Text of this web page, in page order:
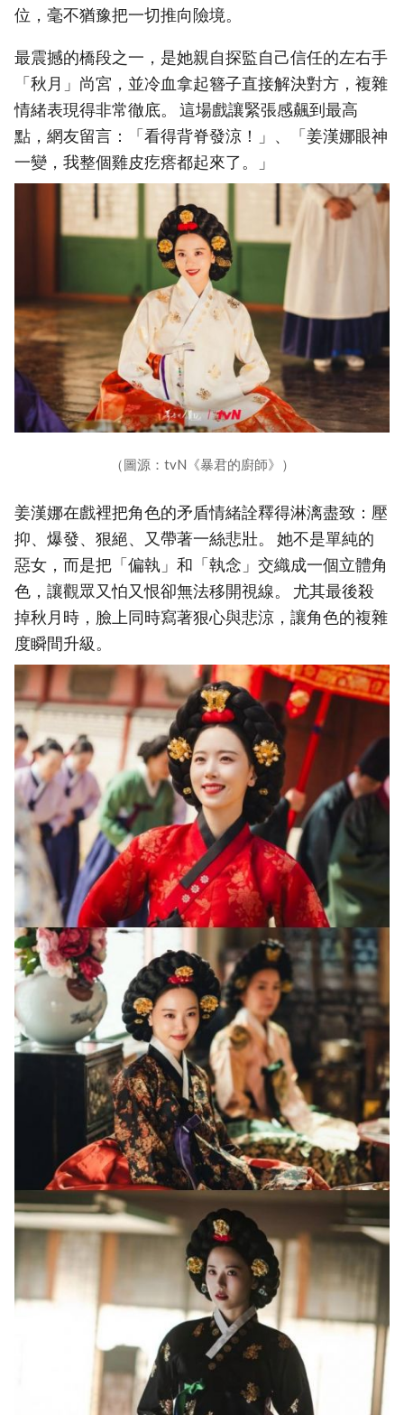
位，毫不猶豫把一切推向險境。
最震撼的橋段之一，是她親自探監自己信任的左右手
「秋月」尚宮，並冷血拿起簪子直接解決對方，複雜
情緒表現得非常徹底。 這場戲讓緊張感飆到最高
點，網友留言：「看得背脊發涼！」、「姜漢娜眼神
一變，我整個雞皮疙瘩都起來了。」
（圖源：tvN《暴君的廚師》）
姜漢娜在戲裡把角色的矛盾情緒詮釋得淋漓盡致：壓
抑、爆發、狠絕、又帶著一絲悲壯。 她不是單純的
惡女，而是把「偏執」和「執念」交織成一個立體角
色，讓觀眾又怕又恨卻無法移開視線。 尤其最後殺
掉秋月時，臉上同時寫著狠心與悲涼，讓角色的複雜
度瞬間升級。